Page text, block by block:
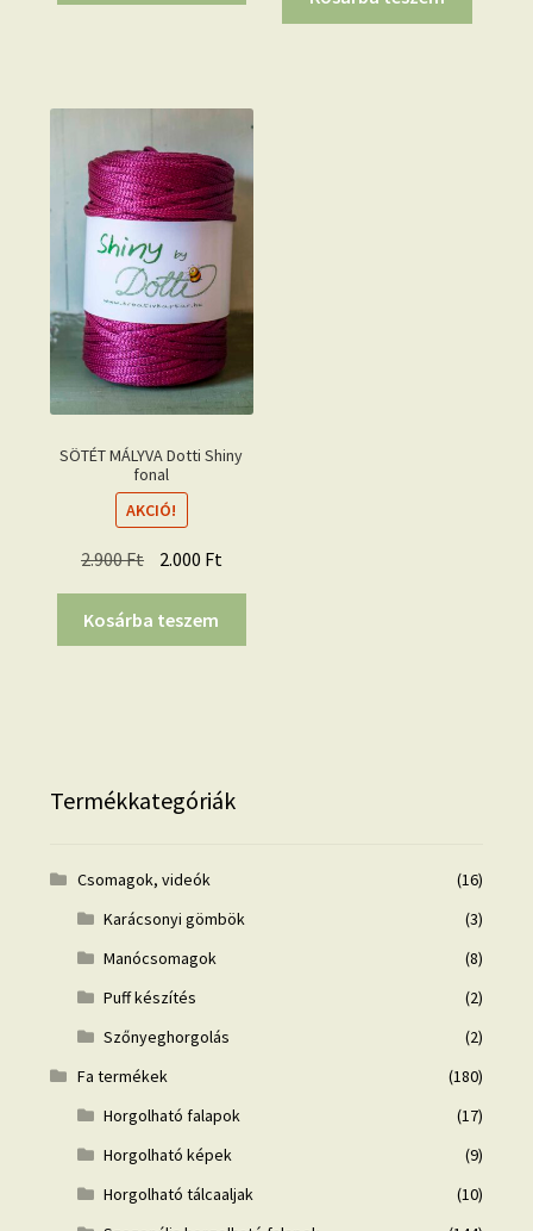
SÖTÉT MÁLYVA Dotti Shiny
fonal
AKCIÓ!
2.900Ft
Original
was:
2.900 Ft.
2.000 FtCurrent
2.000 Ft.
Kosárba teszem
Termékkategóriák
Csomagok, videók
(16)
Karácsonyi gömbök
(3)
Manócsomagok
(8)
Puff készítés
(2)
Szőnyeghorgolás
(2)
Fa termékek
(180)
Horgolható falapok
(17)
Horgolható képek
(9)
Horgolható tálcaaljak
(10)